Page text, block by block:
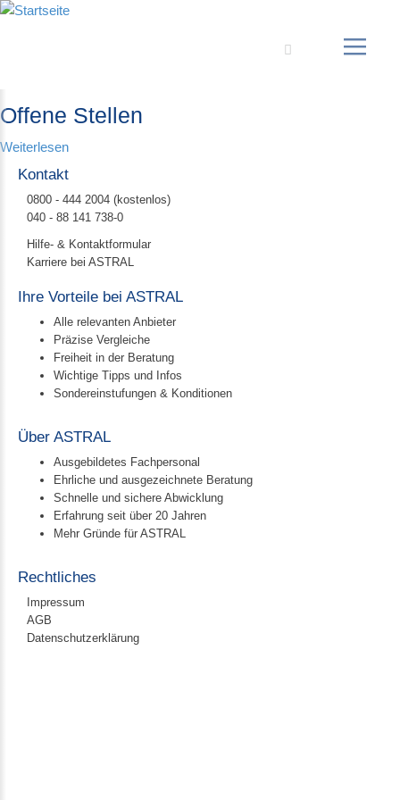
Offene Stellen
Weiterlesen
Kontakt
0800 - 444 2004 (kostenlos)
040 - 88 141 738-0
Hilfe- & Kontaktformular
Karriere bei ASTRAL
Ihre Vorteile bei ASTRAL
Alle relevanten Anbieter
Präzise Vergleiche
Freiheit in der Beratung
Wichtige Tipps und Infos
Sondereinstufungen & Konditionen
Über ASTRAL
Ausgebildetes Fachpersonal
Ehrliche und ausgezeichnete Beratung
Schnelle und sichere Abwicklung
Erfahrung seit über 20 Jahren
Mehr Gründe für ASTRAL
Rechtliches
Impressum
AGB
Datenschutzerklärung